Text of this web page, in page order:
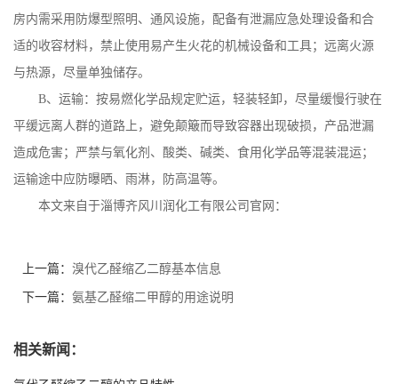
房内需采用防爆型照明、通风设施，配备有泄漏应急处理设备和合
适的收容材料，禁止使用易产生火花的机械设备和工具；远离火源
与热源，尽量单独储存。
B、运输：按易燃化学品规定贮运，轻装轻卸，尽量缓慢行驶在
平缓远离人群的道路上，避免颠簸而导致容器出现破损，产品泄漏
造成危害；严禁与氧化剂、酸类、碱类、食用化学品等混装混运；
运输途中应防曝晒、雨淋，防高温等。
本文来自于淄博齐风川润化工有限公司官网：
上一篇： 溴代乙醛缩乙二醇基本信息
下一篇： 氨基乙醛缩二甲醇的用途说明
相关新闻：